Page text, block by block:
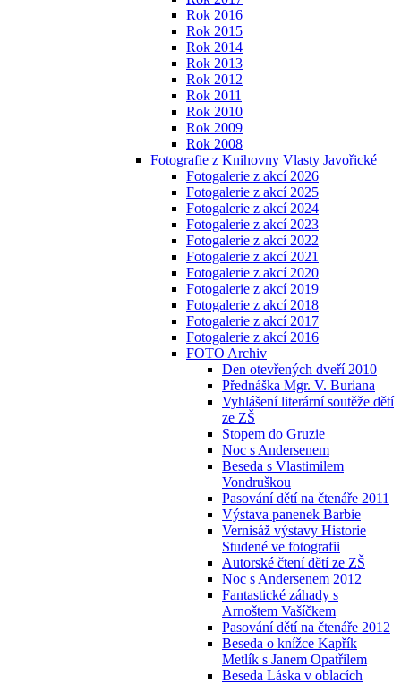
Rok 2016
Rok 2015
Rok 2014
Rok 2013
Rok 2012
Rok 2011
Rok 2010
Rok 2009
Rok 2008
Fotografie z Knihovny Vlasty Javořické
Fotogalerie z akcí 2026
Fotogalerie z akcí 2025
Fotogalerie z akcí 2024
Fotogalerie z akcí 2023
Fotogalerie z akcí 2022
Fotogalerie z akcí 2021
Fotogalerie z akcí 2020
Fotogalerie z akcí 2019
Fotogalerie z akcí 2018
Fotogalerie z akcí 2017
Fotogalerie z akcí 2016
FOTO Archiv
Den otevřených dveří 2010
Přednáška Mgr. V. Buriana
Vyhlášení literární soutěže dětí
ze ZŠ
Stopem do Gruzie
Noc s Andersenem
Beseda s Vlastimilem
Vondruškou
Pasování dětí na čtenáře 2011
Výstava panenek Barbie
Vernisáž výstavy Historie
Studené ve fotografii
Autorské čtení dětí ze ZŠ
Noc s Andersenem 2012
Fantastické záhady s
Arnoštem Vašíčkem
Pasování dětí na čtenáře 2012
Beseda o knížce Kapřík
Metlík s Janem Opatřilem
Beseda Láska v oblacích